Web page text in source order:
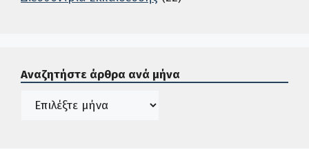
Αναζητήστε άρθρα ανά μήνα
Ιστορικό